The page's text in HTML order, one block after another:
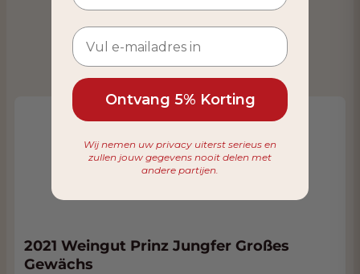
2021 Weingut Prinz Jungfer Großes
Gewächs
Ontvang 5% Korting
Wij nemen uw privacy uiterst serieus en
zullen jouw gegevens nooit delen met
andere partijen.